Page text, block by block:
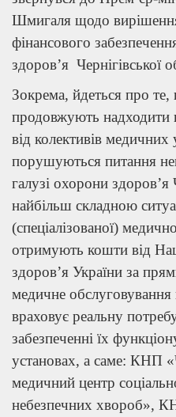
Шмигаля щодо
фінансового
здоров’я Чернігівської
Зокрема, йдеться про
продовжують надходити
від колективів медичних
порушуються питання
галузі охорони
найбільш складною
(спеціалізованої)
отримують кошти від
здоров’я України за
медичне обслуговування
враховує реальну
забезпеченні їх
установах, а саме: КНП
медичний центр
небезпечних хвороб»,